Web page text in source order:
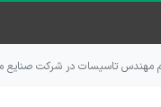
مهندس تاسیسات در شرکت صنایع